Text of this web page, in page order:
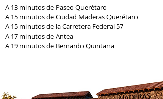
A 13 minutos de Paseo Querétaro
A 15 minutos de Ciudad Maderas Querétaro
A 15 minutos de la Carretera Federal 57
A 17 minutos de Antea
A 19 minutos de Bernardo Quintana